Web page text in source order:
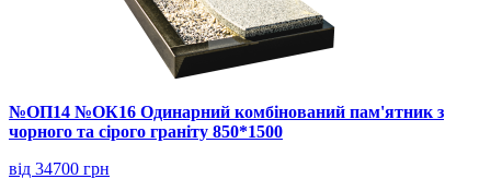
№ОП14 №ОК16 Одинарний комбінований пам'ятник з
чорного та сірого граніту 850*1500
від 34700 грн